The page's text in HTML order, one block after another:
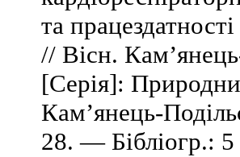
та
// Вісн.
[Серія]:
Кам’янець-
28. — Бібліогр.: 5